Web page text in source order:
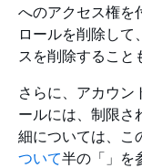
へのアクセス権を
ロールを削除して
スを削除すること
さらに、アカウン
ールには、制限さ
細については、こ
ついて半の「」を